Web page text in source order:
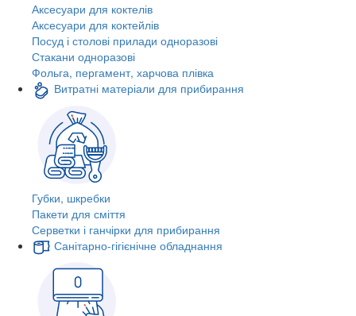
Аксесуари для коктелів
Аксесуари для коктейлів
Посуд і столові прилади одноразові
Стакани одноразові
Фольга, пергамент, харчова плівка
Витратні матеріали для прибирання
Губки, шкребки
Пакети для сміття
Серветки і ганчірки для прибирання
Санітарно-гігієнічне обладнання